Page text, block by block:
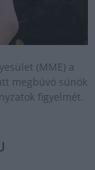
(MME) a
megbúvó sünök
figyelmét.